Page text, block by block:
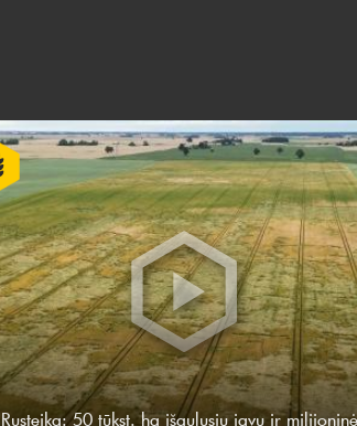
50 tūkst. ha išgulusių javų ir